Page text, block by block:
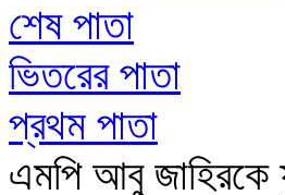
শেষ পাতা
ভিতরের পাতা
প্রথম পাতা
এমপি আবু জাহিরকে